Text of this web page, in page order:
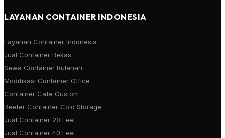
LAYANAN CONTAINER INDONESIA
Layanan Container Indonesia
Jual Container Bekas
Sewa Container Bulanan
Modifikasi Container Office
Container Cafe Custom
Reefer Container Cold Storage
Jual Container 20 Feet
Jual Container 40 Feet